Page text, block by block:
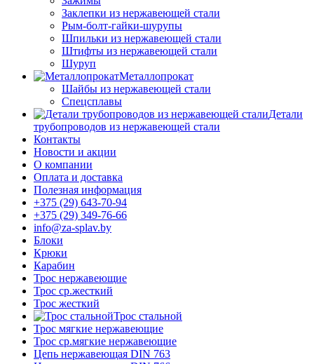
Заклепки из нержавеющей стали
Рым-болт-гайки-шурупы
Шпильки из нержавеющей стали
Штифты из нержавеющей стали
Шуруп
Металлопрокат
Шайбы из нержавеющей стали
Спецсплавы
Детали
трубопроводов из нержавеющей стали
Контакты
Новости и акции
О компании
Оплата и доставка
Полезная информация
+375 (29) 643-70-94
+375 (29) 349-76-66
info@za-splav.by
Блоки
Крюки
Карабин
Трос нержавеющие
Трос ср.жесткий
Трос жесткий
Трос стальной
Трос мягкие нержавеющие
Трос ср.мягкие нержавеющие
Цепь нержавеющая DIN 763